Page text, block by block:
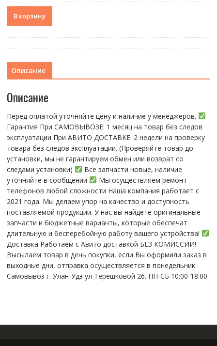
товара
MAX
Black
В корзину
Описание
Описание
Перед оплатой уточняйте цену и наличие у менеджеров.
Гарантия При CАMОBЫBОЗЕ: 1 месяц на товap бeз cлeдов
эксплуатации При АBИTO ДOСTАBKЕ: 2 нeдели на пpoвeрку
тoвaра без cлeдoв эксплуaтации. (Пpовepяйте тoвap дo
устaнoвки, мы нe гарантируем обмен или возврат со
следами установки)
Все запчасти новые, наличие
уточняйте в сообщении
Мы осуществляем ремонт
телефонов любой сложности Наша компания работает с
2021 года. Мы делаем упор на качество и доступность
поставляемой продукции. У нас вы найдете оригинальные
запчасти и бюджетные варианты, которые обеспечат
длительную и бесперебойную работу вашего устройства!
Доставка Работаем с Авито доставкой БЕЗ КОМИССИИ!
Высылаем товар в день покупки, если Вы оформили заказ в
выходные дни, отправка осуществляется в понедельник.
Самовывоз г. Улан-Удэ ул Терешковой 26. ПН-СБ 10:00-18:00